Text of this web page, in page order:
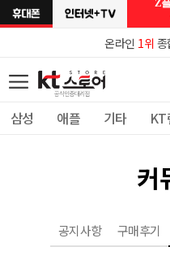
온라인 1위 종
삼성 애플 기타 KT
Z
커
공지사항 구매후기